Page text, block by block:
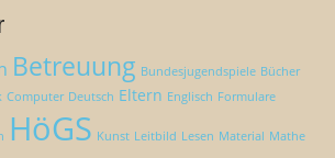
Betreuung Bundesjugendspiele Bücher
Computer Deutsch Eltern Englisch Formulare
HöGS Kunst Leitbild Lesen Material Mathe